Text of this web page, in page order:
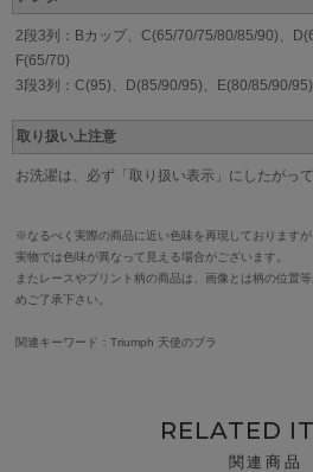
2段3列：Bカップ、C(65/70/75/80/85/90)、
F(65/70)
3段3列：C(95)、D(85/90/95)、E(80/85/90/
取り扱い上注意
お洗濯は、必ず「取り扱い表示」にしたがって
※なるべく実際の商品に近い色味を再現しております
実物では色味が異なって見える場合がございます。
またレースやプリント柄の商品は、画像とは柄の位置
めご了承下さい。
関連キーワード：Triumph 天使のブラ
RELATED
関連商品